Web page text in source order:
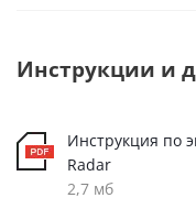
Инструкции и
Инструкция по
Radar
2,7 мб